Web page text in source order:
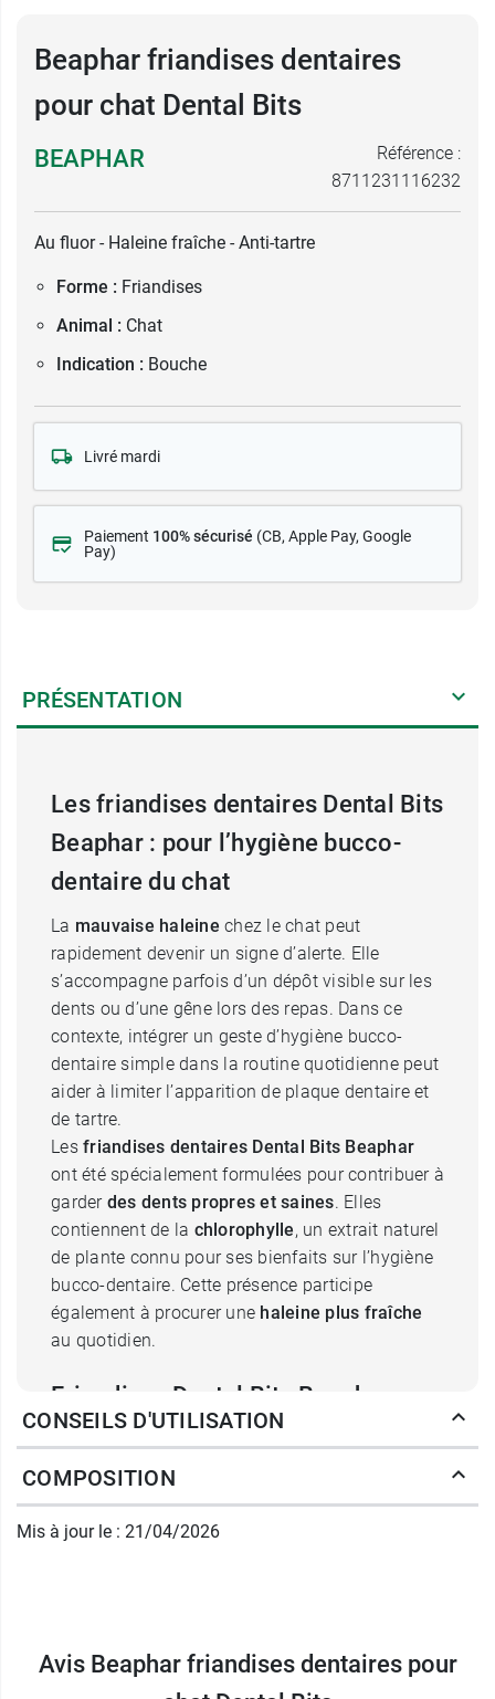
Beaphar friandises dentaires
pour chat Dental Bits
BEAPHAR
Référence :
8711231116232
Au fluor - Haleine fraîche - Anti-tartre
Forme : Friandises
Animal : Chat
Indication : Bouche
Livré mardi
Paiement 100% sécurisé (CB, Apple Pay, Google
Pay)
PRÉSENTATION
Les friandises dentaires Dental Bits
Beaphar : pour l’hygiène bucco-
dentaire du chat
La mauvaise haleine chez le chat peut
rapidement devenir un signe d’alerte. Elle
s’accompagne parfois d’un dépôt visible sur les
dents ou d’une gêne lors des repas. Dans ce
contexte, intégrer un geste d’hygiène bucco-
dentaire simple dans la routine quotidienne peut
aider à limiter l’apparition de plaque dentaire et
de tartre.
Les friandises dentaires Dental Bits Beaphar
ont été spécialement formulées pour contribuer à
garder des dents propres et saines. Elles
contiennent de la chlorophylle, un extrait naturel
de plante connu pour ses bienfaits sur l’hygiène
bucco-dentaire. Cette présence participe
également à procurer une haleine plus fraîche
au quotidien.
Friandises Dental Bits Beaphar :
une composition adaptée à
l’entretien des dents du chat
un film bactérien qui se dépose progressivement
concerne une large proportion de chats, puisque
85 % d’entre eux présentent des troubles liés à la
CONSEILS D'UTILISATION
COMPOSITION
Mis à jour le : 21/04/2026
Avis Beaphar friandises dentaires pour